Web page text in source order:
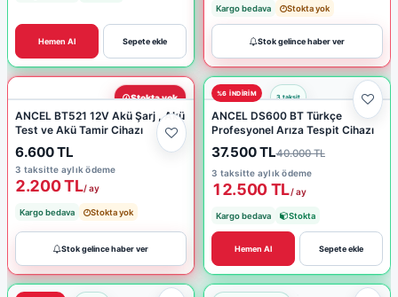
Sepete ekle
Hemen Al
Kargo bedava Stokta yok
Stok gelince haber ver
Stokta yok
ANCEL BT521 12V Akü Şarj , Akü
Test ve Akü Tamir Cihazı
6.600 TL
3 taksitte aylık ödeme
2.200 TL/ ay
Kargo bedava Stokta yok
Stok gelince haber ver
%6 INDIRIM
ANCEL DS600 BT Türkçe
Profesyonel Arıza Tespit Cihazı
37.500 TL40.000 TL
3 taksitte aylık ödeme
12.500 TL/ ay
Kargo bedava Stokta
Sepete ekle
Hemen Al